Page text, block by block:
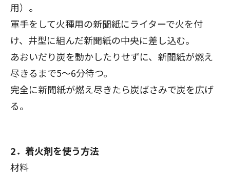
用）。
軍手をして火種用の新聞紙にライターで火を付
け、井型に組んだ新聞紙の中央に差し込む。
あおいだり炭を動かしたりせずに、新聞紙が燃え
尽きるまで5～6分待つ。
完全に新聞紙が燃え尽きたら炭ばさみで炭を広げ
る。
2．着火剤を使う方法
材料